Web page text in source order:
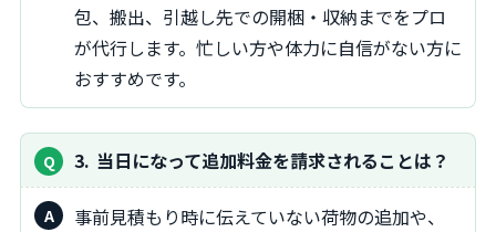
包、搬出、引越し先での開梱・収納までをプロ
が代行します。忙しい方や体力に自信がない方に
おすすめです。
3 当日になって追加料金を請求されることは？
事前見積もり時に伝えていない荷物の追加や、